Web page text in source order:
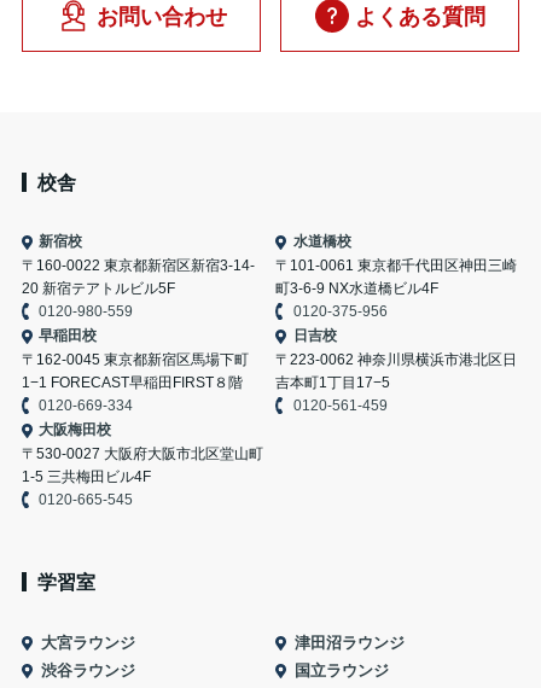
お問い合わせ よくある質問
校舎
新宿校
〒160-0022 東京都新宿区新宿3-14-
20 新宿テアトルビル5F
0120-980-559
水道橋校
〒101-0061 東京都千代田区神田三崎
町3-6-9 NX水道橋ビル4F
0120-375-956
早稲田校
〒162-0045 東京都新宿区馬場下町
1−1 FORECAST早稲田FIRST８階
0120-669-334
日吉校
〒223-0062 神奈川県横浜市港北区日
吉本町1丁目17−5
0120-561-459
大阪梅田校
〒530-0027 大阪府大阪市北区堂山町
1-5 三共梅田ビル4F
0120-665-545
学習室
大宮ラウンジ
津田沼ラウンジ
渋谷ラウンジ
国立ラウンジ